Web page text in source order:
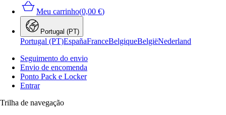
Meu carrinho(0,00 €)
Portugal (PT)
Portugal (PT)EspañaFranceBelgiqueBelgiëNederland
Seguimento do envio
Envio de encomenda
Ponto Pack e Locker
Entrar
Trilha de navegação